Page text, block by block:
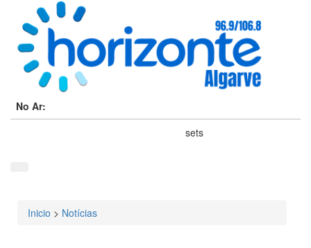
No Ar:
sets
Está aqui
Inicio > Notícias